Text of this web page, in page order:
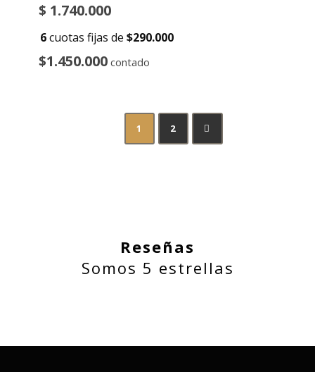
$ 1.740.000
6cuotas fijas de $290.000
$1.450.000 contado
1 2
Reseñas
Somos 5 estrellas